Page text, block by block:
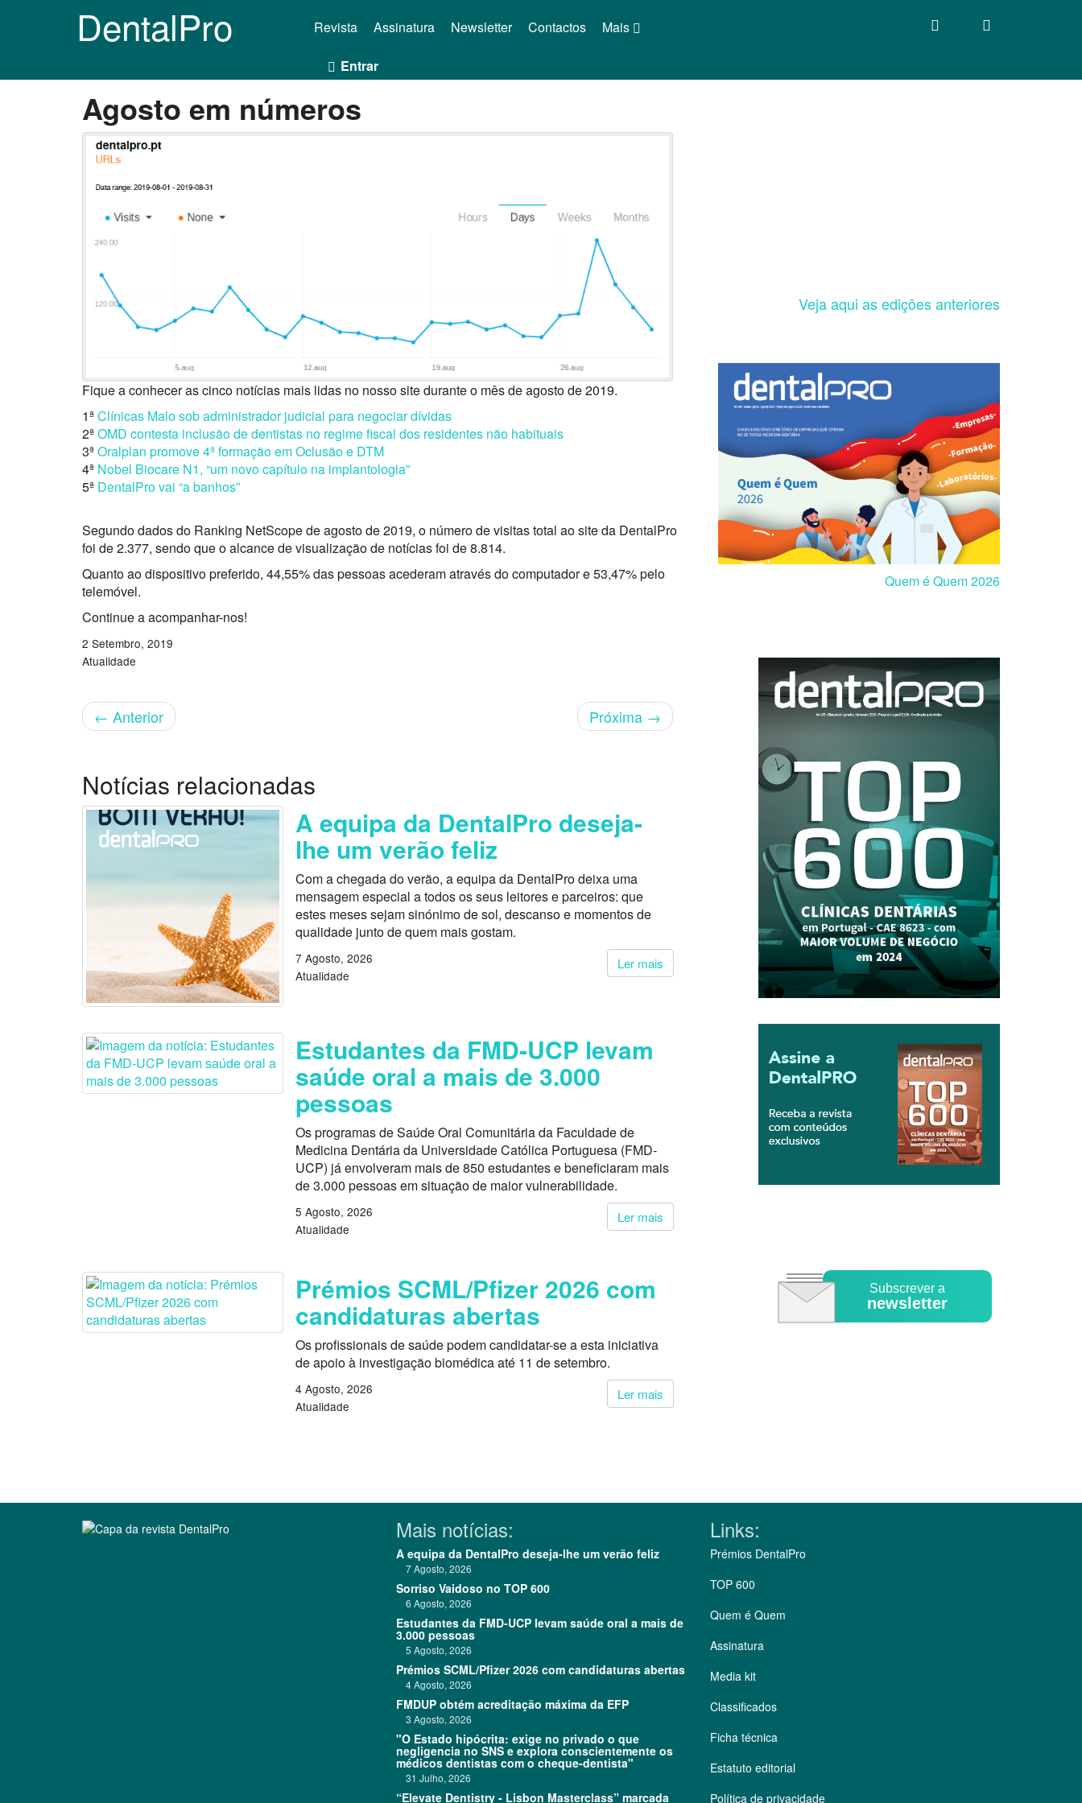
DentalPro Mais
Revista Assinatura Newsletter Contactos
Entrar
Agosto em números
Fique a conhecer as cinco notícias mais lidas no nosso site durante o mês de agosto de 2019.
1ªClínicas Malo sob administrador judicial para negociar dívidas
2ªOMD contesta inclusão de dentistas no regime fiscal dos residentes não habituais
3ªOralplan promove 4ª formação em Oclusão e DTM
4ª Nobel Biocare N1, “um novo capítulo na implantologia”
5ª DentalPro vai “a banhos”
Segundo dados do Ranking NetScope de agosto de 2019, o número de visitas total ao site da DentalPro
foi de 2.377, sendo que o alcance de visualização de notícias foi de 8.814.
Quanto ao dispositivo preferido, 44,55% das pessoas acederam através do computador e 53,47% pelo
telemóvel.
Continue a acompanhar-nos!
2 Setembro, 2019
Atualidade
← Anterior Próxima →
Veja aqui as edições anteriores
Quem é Quem 2026
Subscrever a
newsletter
Notícias relacionadas
A equipa da DentalPro deseja-
lhe um verão feliz
Com a chegada do verão, a equipa da DentalPro deixa uma
mensagem especial a todos os seus leitores e parceiros: que
estes meses sejam sinónimo de sol, descanso e momentos de
qualidade junto de quem mais gostam.
Ler mais
7 Agosto, 2026
Atualidade
Estudantes da FMD-UCP levam
saúde oral a mais de 3.000
pessoas
Os programas de Saúde Oral Comunitária da Faculdade de
Medicina Dentária da Universidade Católica Portuguesa (FMD-
UCP) já envolveram mais de 850 estudantes e beneficiaram mais
de 3.000 pessoas em situação de maior vulnerabilidade.
Ler mais
5 Agosto, 2026
Atualidade
Prémios SCML/Pfizer 2026 com
candidaturas abertas
Os profissionais de saúde podem candidatar-se a esta iniciativa
de apoio à investigação biomédica até 11 de setembro.
Ler mais
4 Agosto, 2026
Atualidade
Mais notícias:
A equipa da DentalPro deseja-lhe um verão feliz
7 Agosto, 2026
Sorriso Vaidoso no TOP 600
6 Agosto, 2026
Estudantes da FMD-UCP levam saúde oral a mais de
3.000 pessoas
5 Agosto, 2026
Prémios SCML/Pfizer 2026 com candidaturas abertas
4 Agosto, 2026
FMDUP obtém acreditação máxima da EFP
3 Agosto, 2026
"O Estado hipócrita: exige no privado o que
negligencia no SNS e explora conscientemente os
médicos dentistas com o cheque-dentista"
31 Julho, 2026
“Elevate Dentistry - Lisbon Masterclass” marcada
Links:
Prémios DentalPro
TOP 600
Quem é Quem
Assinatura
Media kit
Classificados
Ficha técnica
Estatuto editorial
Política de privacidade